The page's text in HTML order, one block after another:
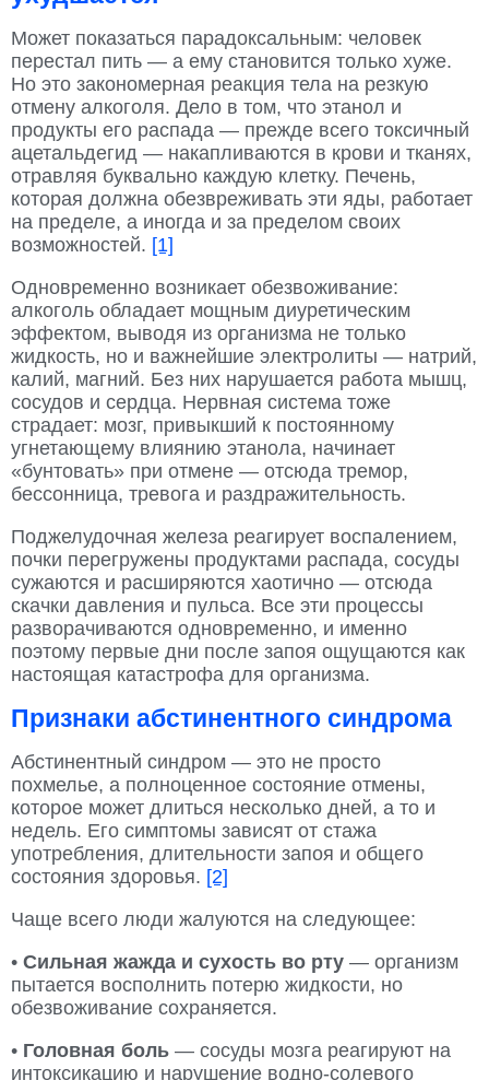
Может показаться парадоксальным: человек
перестал пить — а ему становится только хуже.
Но это закономерная реакция тела на резкую
отмену алкоголя. Дело в том, что этанол и
продукты его распада — прежде всего токсичный
ацетальдегид — накапливаются в крови и тканях,
отравляя буквально каждую клетку. Печень,
которая должна обезвреживать эти яды, работает
на пределе, а иногда и за пределом своих
возможностей. [1]
Одновременно возникает обезвоживание:
алкоголь обладает мощным диуретическим
эффектом, выводя из организма не только
жидкость, но и важнейшие электролиты — натрий,
калий, магний. Без них нарушается работа мышц,
сосудов и сердца. Нервная система тоже
страдает: мозг, привыкший к постоянному
угнетающему влиянию этанола, начинает
«бунтовать» при отмене — отсюда тремор,
бессонница, тревога и раздражительность.
Поджелудочная железа реагирует воспалением,
почки перегружены продуктами распада, сосуды
сужаются и расширяются хаотично — отсюда
скачки давления и пульса. Все эти процессы
разворачиваются одновременно, и именно
поэтому первые дни после запоя ощущаются как
настоящая катастрофа для организма.
Признаки абстинентного синдрома
Абстинентный синдром — это не просто
похмелье, а полноценное состояние отмены,
которое может длиться несколько дней, а то и
недель. Его симптомы зависят от стажа
употребления, длительности запоя и общего
состояния здоровья. [2]
Чаще всего люди жалуются на следующее:
• Сильная жажда и сухость во рту — организм
пытается восполнить потерю жидкости, но
обезвоживание сохраняется.
• Головная боль — сосуды мозга реагируют на
интоксикацию и нарушение водно-солевого